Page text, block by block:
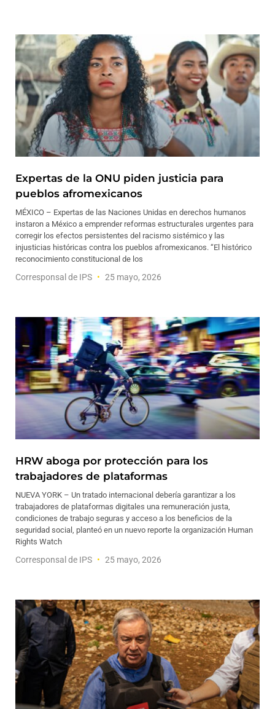
Expertas de la ONU piden justicia para
pueblos afromexicanos
MÉXICO – Expertas de las Naciones Unidas en derechos humanos
instaron a México a emprender reformas estructurales urgentes para
corregir los efectos persistentes del racismo sistémico y las
injusticias históricas contra los pueblos afromexicanos. “El histórico
reconocimiento constitucional de los
Corresponsal de IPS 25 mayo, 2026
HRW aboga por protección para los
trabajadores de plataformas
NUEVA YORK – Un tratado internacional debería garantizar a los
trabajadores de plataformas digitales una remuneración justa,
condiciones de trabajo seguras y acceso a los beneficios de la
seguridad social, planteó en un nuevo reporte la organización Human
Rights Watch
Corresponsal de IPS 25 mayo, 2026